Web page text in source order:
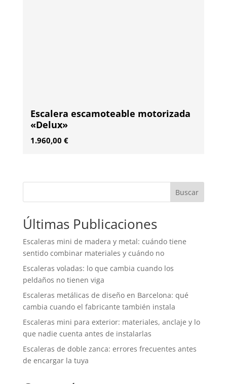
Escalera escamoteable motorizada
«Delux»
1.960,00 €
Buscar
Últimas Publicaciones
Escaleras mini de madera y metal: cuándo tiene
sentido combinar materiales y cuándo no
Escaleras voladas: lo que cambia cuando los
peldaños no tienen viga
Escaleras metálicas de diseño en Barcelona: qué
cambia cuando el fabricante también instala
Escaleras mini para exterior: materiales, anclaje y lo
que nadie cuenta antes de instalarlas
Escaleras de doble zanca: errores frecuentes antes
de encargar la tuya